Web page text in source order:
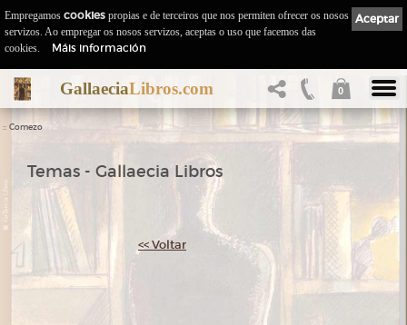
GallaeciaLibros.com 0
:: Comezo
Temas - Gallaecia Libros
<< Voltar
Aceptar
Empregamos cookies propias e de terceiros que nos permiten ofrecer os nosos
servizos. Ao empregar os nosos servizos, aceptas o uso que facemos das
cookies.
Máis información